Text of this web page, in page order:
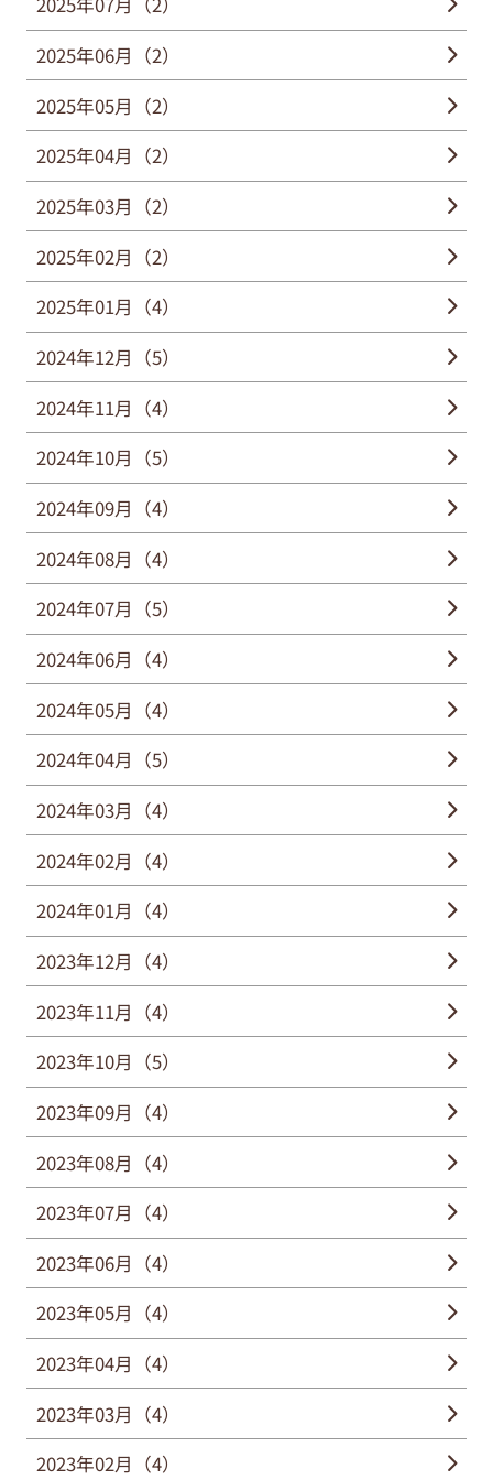
2025年06月（2）
2025年05月（2）
2025年04月（2）
2025年03月（2）
2025年02月（2）
2025年01月（4）
2024年12月（5）
2024年11月（4）
2024年10月（5）
2024年09月（4）
2024年08月（4）
2024年07月（5）
2024年06月（4）
2024年05月（4）
2024年04月（5）
2024年03月（4）
2024年02月（4）
2024年01月（4）
2023年12月（4）
2023年11月（4）
2023年10月（5）
2023年09月（4）
2023年08月（4）
2023年07月（4）
2023年06月（4）
2023年05月（4）
2023年04月（4）
2023年03月（4）
2023年02月（4）